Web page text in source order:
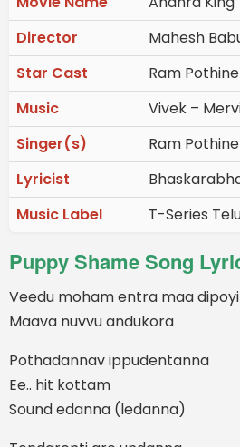
Director
Mahesh
Star Cast
Ram
Music
Vivek –
Singer(s)
Ram
Lyricist
Music Label
T-Series
Puppy Shame Song
Veedu moham entra maa
Maava nuvvu andukora
Pothadannav ippudentanna
Ee.. hit kottam
Sound edanna (ledanna)